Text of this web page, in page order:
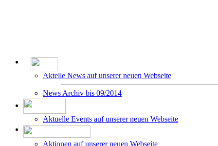
Aktelle News auf unserer neuen Webseite
News Archiv bis 09/2014
Aktuelle Events auf unserer neuen Webseite
Aktionen auf unserer neuen Webseite